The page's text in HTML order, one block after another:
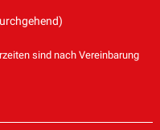
sind nach Vereinbarung